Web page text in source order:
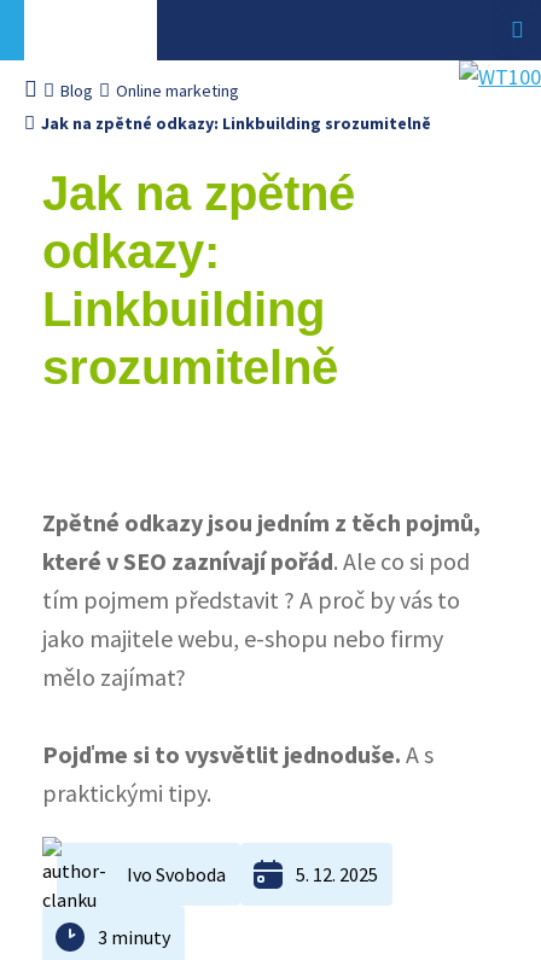
Blog
Online marketing
Jak na zpětné odkazy: Linkbuilding srozumitelně
Jak na zpětné
odkazy:
Linkbuilding
srozumitelně
Zpětné odkazy jsou jedním z těch pojmů,
které v SEO zaznívají pořád. Ale co si pod
tím pojmem představit ? A proč by vás to
jako majitele webu, e-shopu nebo firmy
mělo zajímat?
Pojďme si to vysvětlit jednoduše. A s
praktickými tipy.
Ivo Svoboda 5. 12. 2025
3 minuty